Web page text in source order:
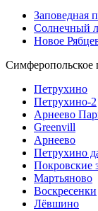
Заповедная
Солнечный
Новое
Симферопольское
Петрухино
Петрухино-2
Арнеево
Greenvill
Арнеево
Петрухино
Покровские
Мартьяново
Воскресенки
Лёвшино